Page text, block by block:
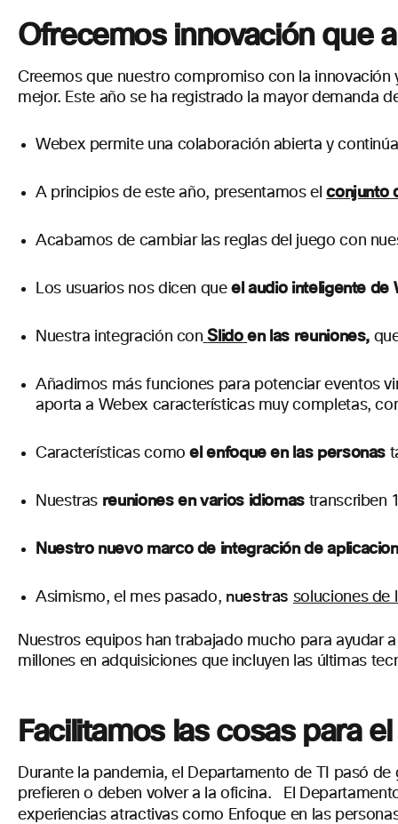
Ofrecemos innovación que
Creemos que nuestro compromiso con la
mejor. Este año se ha registrado la mayor demanda
Webex permite una colaboración abierta y
A principios de este año, presentamos elconjunto
Acabamos de cambiar las reglas del juego con
Los usuarios nos dicen queel audio inteligente de
Nuestra integración con Slidoen las reuniones,
Añadimos más funciones para potenciar eventos
aporta a Webex características muy completas,
Características comoel enfoque en las personas
Nuestras reuniones en varios idiomas transcriben
Nuestro nuevo marco de integración de
Asimismo, el mes pasado, nuestrassoluciones de
Nuestros equipos han trabajado mucho para ayudar
millones en adquisiciones que incluyen las últimas
Facilitamos las cosas para
Durante la pandemia, el Departamento de TI pasó
prefieren o deben volver a la oficina.
El
experiencias atractivas como Enfoque en las